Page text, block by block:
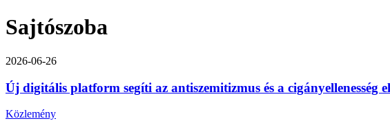
Sajtószoba
2026-06-26
Új digitális platform segíti az antiszemitizmus és a cigányellenesség
Közlemény